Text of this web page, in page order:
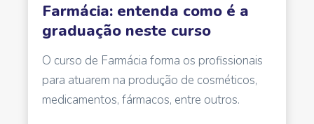
Farmácia: entenda como é a
graduação neste curso
O curso de Farmácia forma os profissionais
para atuarem na produção de cosméticos,
medicamentos, fármacos, entre outros.